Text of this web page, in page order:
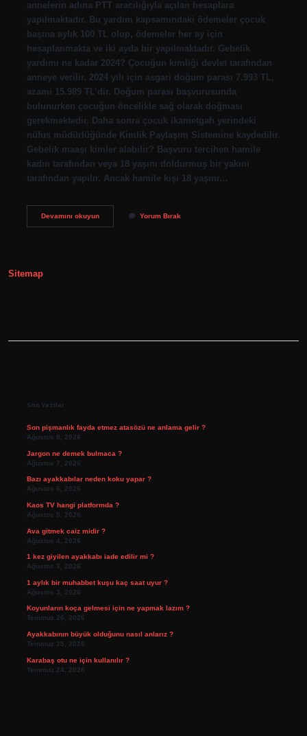
annelerin adına PTT aracılığıyla açılan hesaplara
yapılmaktadır. Bu yardım kapsamındaki ödemeler çocuk
başına aylık 100 TL olup, ödemeler her ay için
hesaplanmakta ve iki ayda bir yapılmaktadır. Gebelik
yardımı ne kadar 2024? Çocuğun kimliği devlet tarafından
anneye verilir. 2024 yılı için asgari doğum parası 7.993 TL,
azami 15.989 TL’dir. Doğum parası başvurusunda
bulunurken çocuğun öncelikle sağ olarak doğması
gerekmektedir. Daha sonra çocuk ikametgah yerindeki
nüfus müdürlüğünde Kimlik Paylaşım Sistemine kaydedilir.
Gebelik maaşı kimler alabilir? Başvuru tercihen hamile
kadın tarafından veya 18 yaşını doldurmuş bir yakını
tarafından yapılır. Ancak hamile kişi 18 yaşını…
Devamını okuyunGebelik
Yorum Bırak
Sitemap
Son Yazılar
Son pişmanlık fayda etmez atasözü ne anlama gelir ?
Ağustos 8, 2026
Jargon ne demek bulmaca ?
Ağustos 7, 2026
Bazı ayakkabılar neden koku yapar ?
Ağustos 6, 2026
Kaos TV hangi platformda ?
Ağustos 5, 2026
Ava gitmek caiz midir ?
Ağustos 4, 2026
1 kez giyilen ayakkabı iade edilir mi ?
Ağustos 3, 2026
1 aylık bir muhabbet kuşu kaç saat uyur ?
Ağustos 3, 2026
Koyunların koça gelmesi için ne yapmak lazım ?
Temmuz 26, 2026
Ayakkabının büyük olduğunu nasıl anlarız ?
Temmuz 25, 2026
Karabaş otu ne için kullanılır ?
Temmuz 24, 2026